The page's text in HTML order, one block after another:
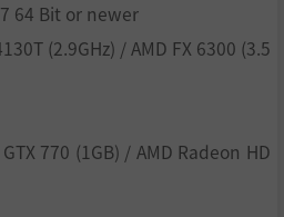
重要。车手在漂移的时候会提高
保持漂移对于保持比赛的最高速
装了炸弹。低于一定速度就会爆
，迫使玩家保持难以置信的超高
64 Bit or newer
(2.9GHz) / AMD FX 6300 (3.5
770 (1GB) / AMD Radeon HD